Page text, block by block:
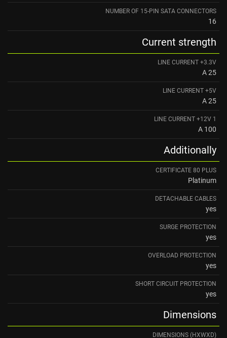
NUMBER OF 15-PIN SATA CONNECTORS
16
Current strength
LINE CURRENT +3.3V
25 A
LINE CURRENT +5V
25 A
LINE CURRENT +12V 1
100 A
Additionally
CERTIFICATE 80 PLUS
Platinum
DETACHABLE CABLES
yes
SURGE PROTECTION
yes
OVERLOAD PROTECTION
yes
SHORT CIRCUIT PROTECTION
yes
Dimensions
DIMENSIONS (HXWXD)